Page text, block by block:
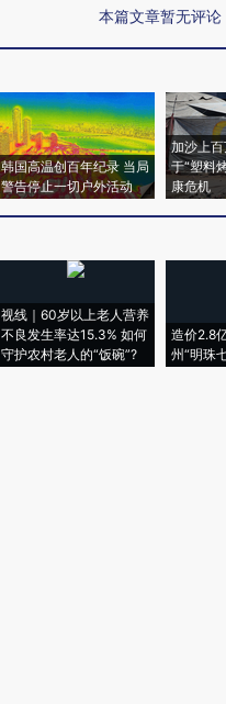
本篇文章暂无评论
韩国高温创百年纪录 当局
警告停止一切户外活动
加沙上
于“塑料
康危机
视线｜60岁以上老人营养
不良发生率达15.3% 如何
守护农村老人的“饭碗”?
造价2.8
州“明珠